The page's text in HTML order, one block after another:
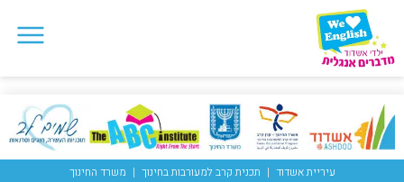
עיריית אשדוד תכנית קרב למעורבות בחינוך
משרד החינוך